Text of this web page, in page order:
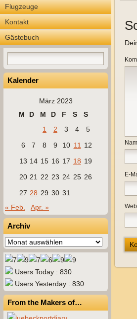
Flugzeuge
Kontakt
Gästebuch
Kalender
März 2023
M
D M D F S
S
1
2 3 4
5
6
7 8 9 10 11
12
13 14 15 16 17 18 19
20 21 22 23 24 25 26
27 28 29 30 31
« Feb.
Apr. »
Archiv
Archiv
Users Today : 830
Users Yesterday : 830
From the Makers of…
E-